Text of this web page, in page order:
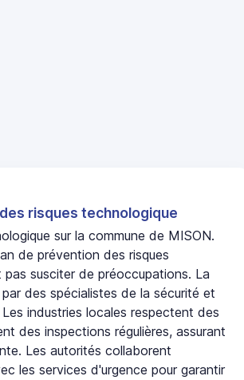
risques technologique
sur la commune de MISON.
de prévention des risques
susciter de préoccupations. La
des spécialistes de la sécurité et
industries locales respectent des
des inspections régulières, assurant
Les autorités collaborent
les services d'urgence pour garantir